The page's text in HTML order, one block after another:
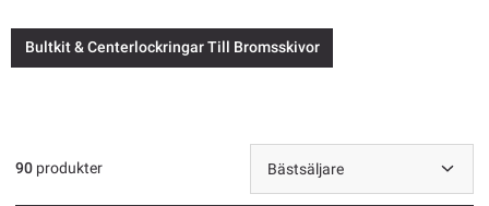
Bultkit & Centerlockringar Till Bromsskivor
90 produkter